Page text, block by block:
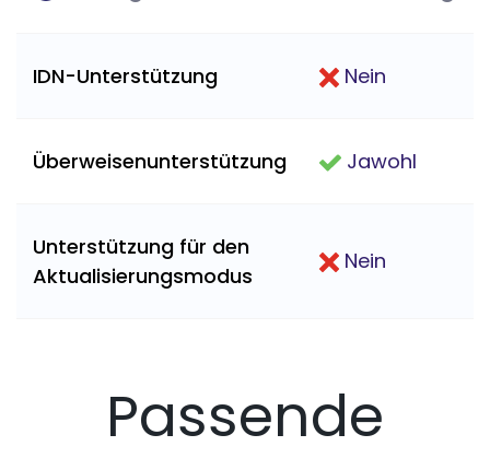
IDN-Unterstützung Nein
Überweisenunterstützung Jawohl
Unterstützung für den
Aktualisierungsmodus
Nein
Passende